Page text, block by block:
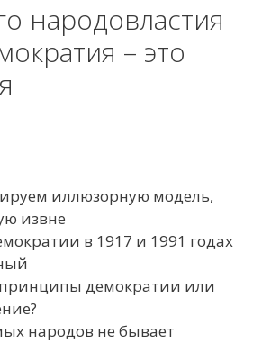
народовластия
– это
иллюзорную модель,
извне
в 1917 и 1991 годах
демократии или
народов не бывает